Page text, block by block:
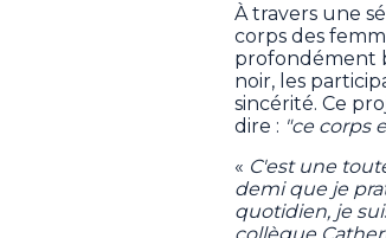
À travers une
corps des
profondément
noir, les
sincérité. Ce
dire : "ce corps
« C'est une
demi que je
quotidien, je
collègue